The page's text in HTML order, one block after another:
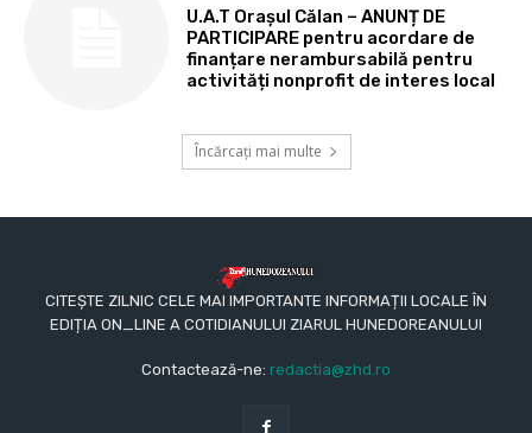
U.A.T Orașul Călan – ANUNȚ DE
PARTICIPARE pentru acordare de
finanțare nerambursabilă pentru
activități nonprofit de interes local
Încărcați mai multe
CITEȘTE ZILNIC CELE MAI IMPORTANTE INFORMAȚII LOCALE ÎN
EDIȚIA ON_LINE A COTIDIANULUI ZIARUL HUNEDOREANULUI
Contactează-ne: redactia@zhd.ro